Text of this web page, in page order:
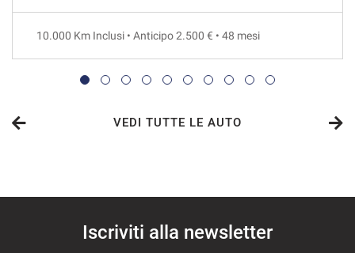
10.000 Km Inclusi • Anticipo 2.500 € • 48 mesi
VEDI TUTTE LE AUTO
Iscriviti alla newsletter